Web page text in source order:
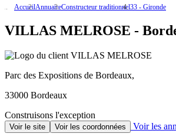
AccueilAnnuaireConstructeur traditionnel33 - Gironde
VILLAS MELROSE -
Parc des Expositions de Bordeaux,
33000 Bordeaux
Construisons l'exception
Voir le site Voir les coordonnées Voir les